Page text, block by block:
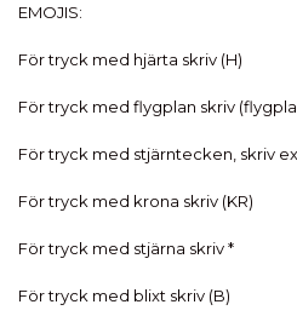
EMOJIS:
För tryck med hjärta skriv (H)
För tryck med flygplan skriv
För tryck med stjärntecken, skriv
För tryck med krona skriv (KR)
För tryck med stjärna skriv *
För tryck med blixt skriv (B)